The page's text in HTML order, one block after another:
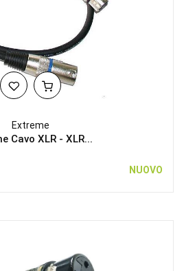
Extreme
Cavo XLR - XLR...
NUOVO